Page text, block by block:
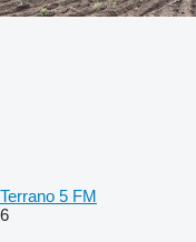
Terrano 5 FM
6